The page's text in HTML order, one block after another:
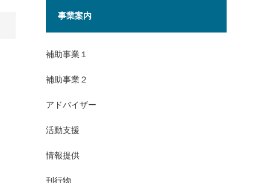
事業案内
補助事業１
補助事業２
アドバイザー
活動支援
情報提供
刊行物